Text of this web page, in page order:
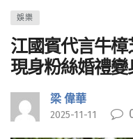
娛樂
江國賓代言牛
現身粉絲婚禮
梁 偉華
2025-11-11